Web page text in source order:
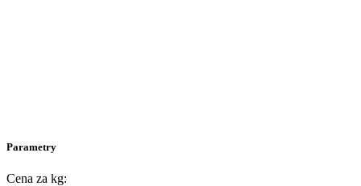
Parametry
Cena za kg: